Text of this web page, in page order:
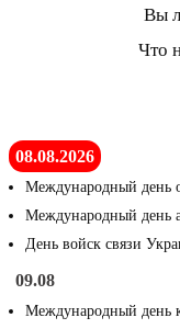
Вы
Что
08.08.2026
Международный день
Международный день
День войск связи
09.08
Международный день